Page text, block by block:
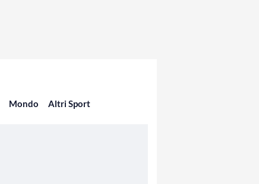
Mondo Altri Sport